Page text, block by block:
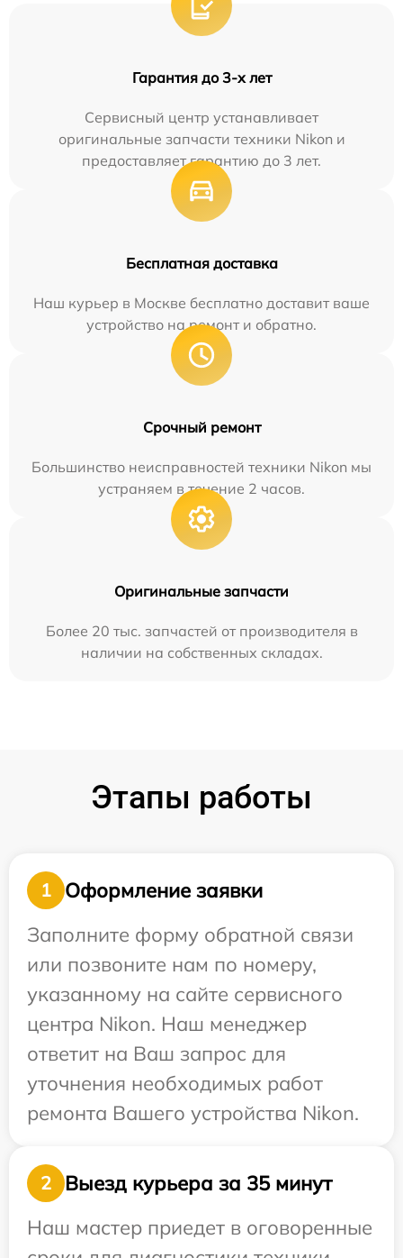
Гарантия до 3-х лет
Сервисный центр устанавливает
оригинальные запчасти техники Nikon и
предоставляет гарантию до 3 лет.
Бесплатная доставка
Наш курьер в Москве бесплатно доставит ваше
устройство на ремонт и обратно.
Срочный ремонт
Большинство неисправностей техники Nikon мы
устраняем в течение 2 часов.
Оригинальные запчасти
Более 20 тыс. запчастей от производителя в
наличии на собственных складах.
Этапы работы
1
Оформление заявки
Заполните форму обратной связи
или позвоните нам по номеру,
указанному на сайте сервисного
центра Nikon. Наш менеджер
ответит на Ваш запрос для
уточнения необходимых работ
ремонта Вашего устройства Nikon.
2
Выезд курьера за 35 минут
Наш мастер приедет в оговоренные